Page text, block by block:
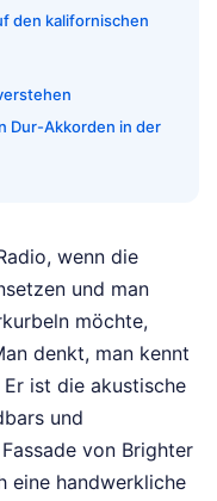
den kalifornischen
Dur-Akkorden in der
wenn die
und man
möchte,
denkt, man kennt
ist die akustische
und
von Brighter
eine handwerkliche